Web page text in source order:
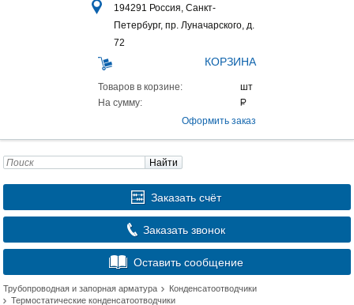
194291 Россия, Санкт-
Петербург, пр. Луначарского, д.
72
КОРЗИНА
Товаров в корзине:
На сумму:
Оформить заказ
Найти
Заказать счёт
Заказать звонок
Оставить сообщение
Трубопроводная и запорная арматура
Конденсатоотводчики
Термостатические конденсатоотводчики